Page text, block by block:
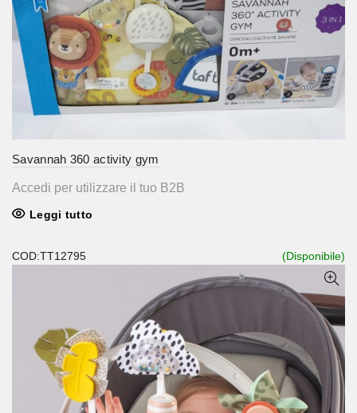
Savannah 360 activity gym
Accedi per utilizzare il tuo B2B
Leggi tutto
COD:TT12795 (Disponibile)